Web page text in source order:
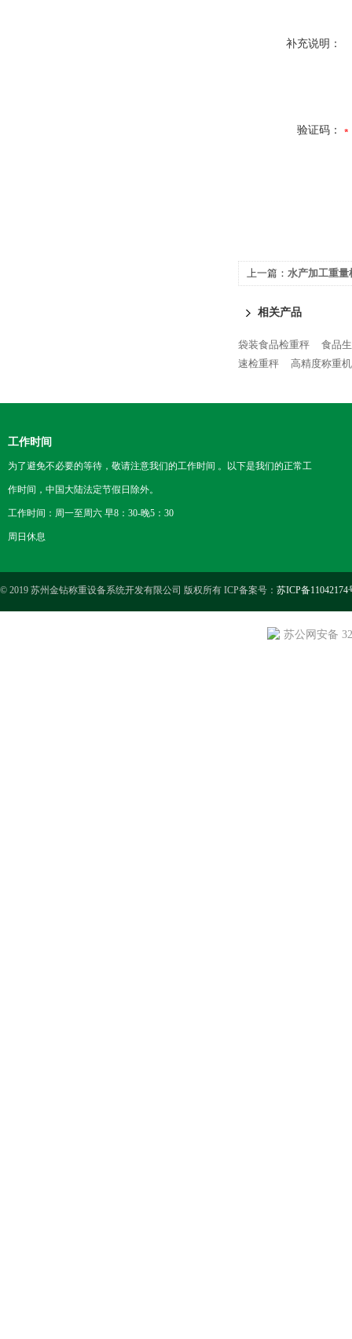
补充说明：
验证码：
上一篇： 水产加工重量
相关产品
袋装食品检重秤
食品
速检重秤
高精度称重机
工作时间
为了避免不必要的等待，敬请注意我们的工作时间 。以下是我们的正常工
作时间，中国大陆法定节假日除外。
工作时间：周一至周六 早8：30-晚5：30
周日休息
© 2019 苏州金钻称重设备系统开发有限公司 版权所有 ICP备案号： 苏ICP备11042174
苏公网安备